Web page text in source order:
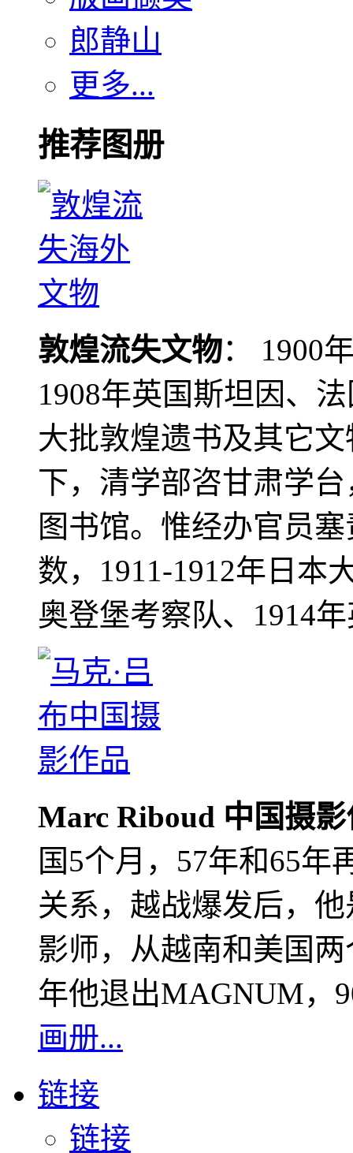
郎静山
更多...
推荐图册
敦煌流失文物： 1900
1908年英国斯坦因、
大批敦煌遗书及其它
下，清学部咨甘肃学
图书馆。惟经办官员
数，1911-1912年日本
奥登堡考察队、1914
Marc Riboud 中国摄
国5个月，57年和65年
关系，越战爆发后，
影师，从越南和美国
年他退出MAGNUM，
画册...
链接
链接